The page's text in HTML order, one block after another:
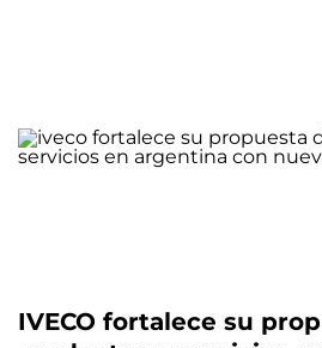
IVECO fortalece su